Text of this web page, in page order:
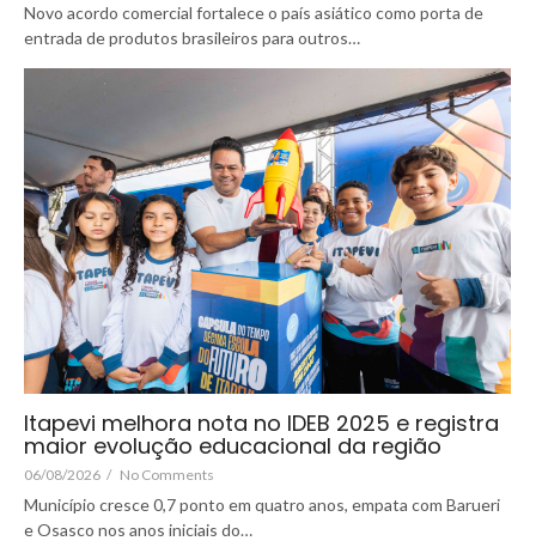
Novo acordo comercial fortalece o país asiático como porta de
entrada de produtos brasileiros para outros…
Itapevi melhora nota no IDEB 2025 e registra
maior evolução educacional da região
06/08/2026 / No Comments
Município cresce 0,7 ponto em quatro anos, empata com Barueri
e Osasco nos anos iniciais do…